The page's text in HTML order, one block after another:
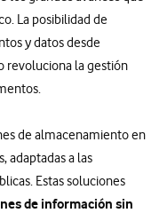
La posibilidad de
y datos desde
revoluciona la gestión
de almacenamiento en
adaptadas a las
Estas soluciones
de información sin